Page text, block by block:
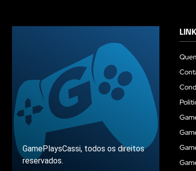
GamePlaysCassi, todos os direitos
reservados.